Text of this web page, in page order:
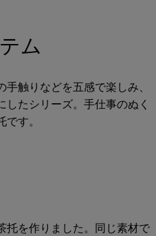
ム
触りなどを五感で楽しみ、
たシリーズ。手仕事のぬく
す。
托を作りました。同じ素材で